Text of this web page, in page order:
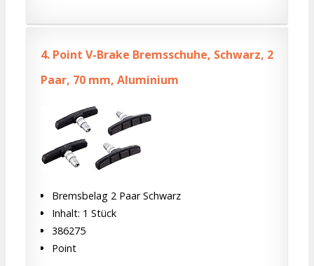
4. Point V-Brake Bremsschuhe, Schwarz, 2
Paar, 70 mm, Aluminium
Bremsbelag 2 Paar Schwarz
Inhalt: 1 Stück
386275
Point